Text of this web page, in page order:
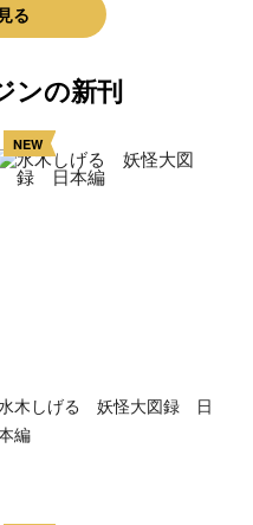
る
ンの新刊
NEW
木しげる 妖怪大図録 日
編